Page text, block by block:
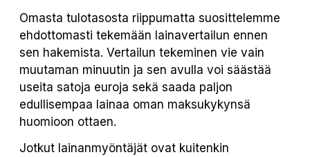
Omasta tulotasosta riippumatta suosittelemme
ehdottomasti tekemään lainavertailun ennen
sen hakemista. Vertailun tekeminen vie vain
muutaman minuutin ja sen avulla voi säästää
useita satoja euroja sekä saada paljon
edullisempaa lainaa oman maksukykynsä
huomioon ottaen.
Jotkut lainanmyöntäjät ovat kuitenkin